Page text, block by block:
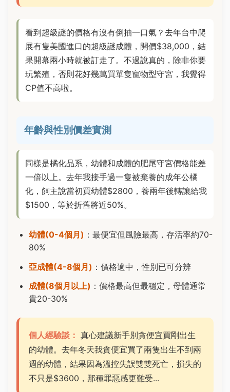
看到超級謎的價格有沒有倒抽一口氣？去年台中爬
展有隻美國進口的超級謎成體，開價$38,000，結
果開幕兩小時就被訂走了。不過說真的，除非你要
玩繁殖，否則花好幾萬買單隻寵物型守宮，我覺得
CP值不高啦。
年齡與性別價差實測
同樣是橘化品系，幼體和成體的肥尾守宮價格能差
一倍以上。去年我接手過一隻被棄養的成年公橘
化，飼主說當初買幼體$2800，養兩年後轉讓給我
$1500，等於折舊將近50%。
幼體(0-4個月) ：最便宜但風險最高，存活率約70-
80%
亞成體(4-8個月) ：價格適中，性別已可分辨
成體(8個月以上) ：價格最高但最穩定，母體通常
貴20-30%
個人經驗談： 真心建議新手別貪便宜買剛出生
的幼體。去年冬天我貪便宜買了兩隻出生不到兩
週的幼體，結果因為溫控失誤雙雙死亡，損失的
不只是$3600，那種罪惡感更難受...